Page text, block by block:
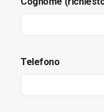
Telefono